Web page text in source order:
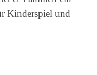
Kinderspiel und